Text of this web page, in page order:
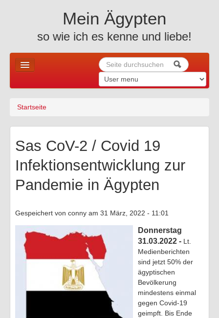
Mein Ägypten
so wie ich es kenne und liebe!
Suchformular
Suche
Fotos
TV-Tipps
Feiertage 2026
Of-Topic
Sie sind hier
Startseite
Sas CoV-2 / Covid 19
Infektionsentwicklung zur
Pandemie in Ägypten
Gespeichert von conny am 31 März, 2022 - 11:01
Donnerstag
31.03.2022 - Lt.
Medienberichten
sind jetzt 50% der
ägyptischen
Bevölkerung
mindestens einmal
gegen Covid-19
geimpft. Bis Ende